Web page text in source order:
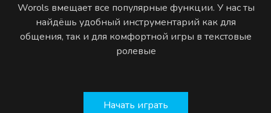
Worols вмещает все популярные функции. У нас ты
найдёшь удобный инструментарий как для
общения, так и для комфортной игры в текстовые
ролевые
Начать играть